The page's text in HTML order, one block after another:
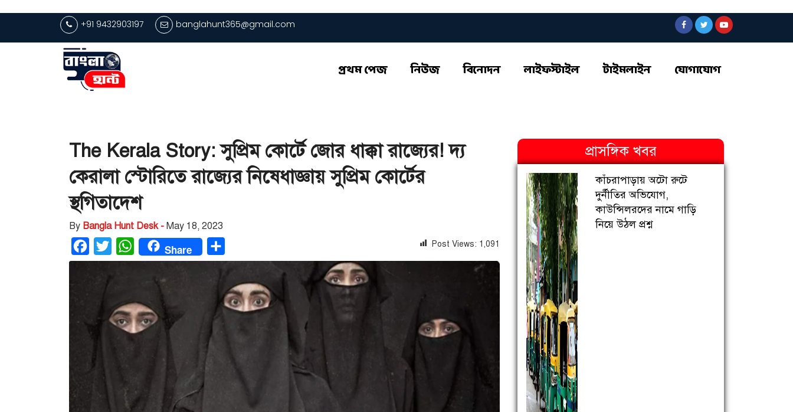
+91 9432903197 banglahunt365@gmail.com
প্রথম পেজ নিউজ বিনোদন লাইফস্টাইল টাইমলাইন যোগাযোগ
The Kerala Story: সুপ্রিম কোর্টে জোর ধাক্কা রাজ্যের! দ্য
কেরালা স্টোরিতে রাজ্যের নিষেধাজ্ঞায় সুপ্রিম কোর্টের
স্থগিতাদেশ
By Bangla Hunt Desk - May 18, 2023
Facebook
Twitter WhatsAppShare Post Views: 1,091
প্রাসঙ্গিক খবর
কাঁচরাপাড়ায় অটো রুটে
দুর্নীতির অভিযোগ,
কাউন্সিলরদের নামে গাড়ি
নিয়ে উঠল প্রশ্ন